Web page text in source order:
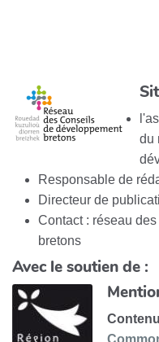
du
Responsable de
Directeur de
Contact : réseau
bretons
Avec le soutien de :
Contenu